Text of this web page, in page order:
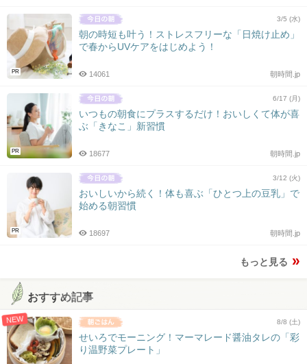
PR
3/5 (水)
朝の時短も叶う！ストレスフリーな「日焼け止め」
で春からUVケアをはじめよう！
朝時間.jp
14061
PR
6/17 (月)
いつもの朝食にプラスするだけ！おいしくて体が喜
ぶ「きなこ」新習慣
朝時間.jp
18677
PR
3/12 (火)
おいしいから続く！体も喜ぶ「ひとつ上の豆乳」で
始める朝習慣
朝時間.jp
18697
もっと見る
おすすめ記事
NEW 8/8 (土)
せいろでモーニング！マーマレード醤油タレの「彩
り温野菜プレート」